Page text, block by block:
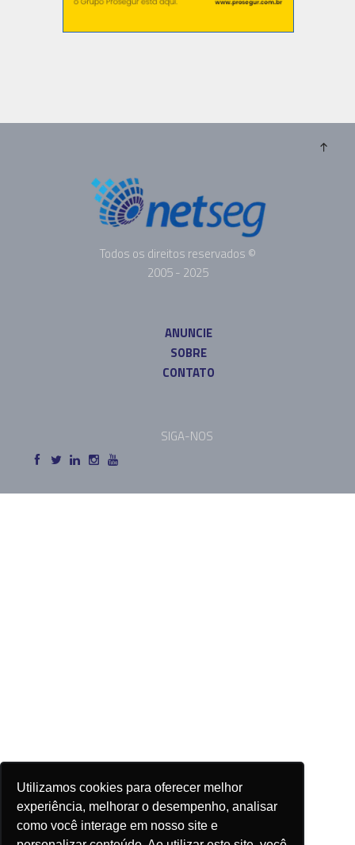
Utilizamos cookies para oferecer melhor
experiência, melhorar o desempenho, analisar
como você interage em nosso site e
Todos os direitos reservados ©
2005 - 2025
ANUNCIE
SOBRE
CONTATO
SIGA-NOS